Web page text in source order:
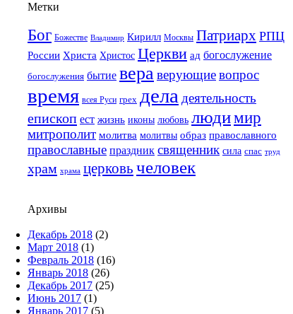
Метки
Бог Божестве Владимир Кирилл Москвы Патриарх РПЦ
России Христа Христос Церкви ад богослужение
богослужения бытие вераверующие вопрос
время всея Руси грех дела деятельность
епископ ест жизнь иконы любовь людимир
митрополит молитва молитвы образ православного
православные праздник священник сила спас труд
храм храма церковь человек
Архивы
Декабрь 2018 (2)
Март 2018 (1)
Февраль 2018 (16)
Январь 2018 (26)
Декабрь 2017 (25)
Июнь 2017 (1)
Январь 2017 (5)